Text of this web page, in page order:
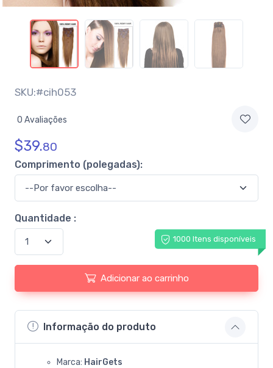
SKU:#cih053
0 Avaliações
$39.80
Comprimento (polegadas):
Quantidade :
1000 Itens disponíveis
Adicionar ao carrinho
Informação do produto
Marca: HairGets